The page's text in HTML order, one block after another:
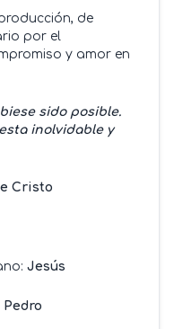
de
por el
y amor en
sido posible.
inolvidable y
Cristo
Jesús
Pedro